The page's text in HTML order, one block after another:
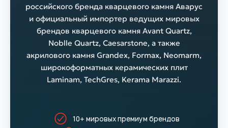
российского бренда кварцевого камня Аварус
и официальный импортер ведущих мировых
брендов кварцевого камня Avant Quartz,
Noblle Quartz, Caesarstone, а также
акрилового камня Grandex, Formax, Neomarm,
широкоформатных керамических плит
Laminam, TechGres, Kerama Marazzi.
10+ мировых премиум брендов